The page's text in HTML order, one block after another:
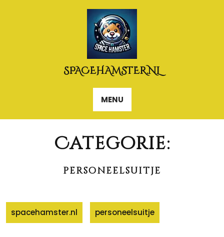
SPACEHAMSTER.NL
MENU
Categorie:
personeelsuitje
spacehamster.nl personeelsuitje